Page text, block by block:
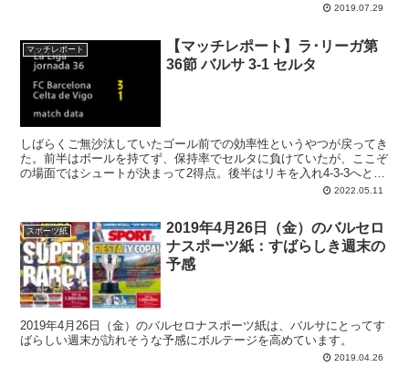
2019.07.29
マッチレポート
【マッチレポート】ラ･リーガ第
36節 バルサ 3-1 セルタ
しばらくご無沙汰していたゴール前での効率性というやつが戻ってき
た。前半はボールを持てず、保持率でセルタに負けていたが、ここぞ
の場面ではシュートが決まって2得点。後半はリキを入れ4-3-3へと戻
したことで改善され、早々にオーバの3点目が決まり勝利を決定づけ
利により、チャビチームは2位確保に大きく近づいている。
2022.05.11
スポーツ紙
2019年4月26日（金）のバルセロ
ナスポーツ紙：すばらしき週末の
予感
2019年4月26日（金）のバルセロナスポーツ紙は、バルサにとってす
ばらしい週末が訪れそうな予感にボルテージを高めています。
2019.04.26